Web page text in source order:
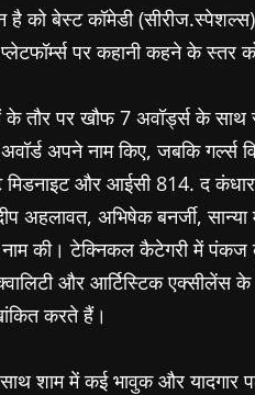
है को बेस्ट कॉमेडी
प्लेटफॉर्म्स पर कहानी कहने के स्तर
तौर पर खौफ 7 अवॉर्ड्स के साथ
अपने नाम किए, जबकि गर्ल्स
मिडनाइट और आईसी 814. द
अहलावत, अभिषेक बनर्जी, सान्या
की। टेक्निकल कैटेगरी में पंकज
और आर्टिस्टिक एक्सीलेंस
करते हैं।
शाम में कई भावुक और यादगार